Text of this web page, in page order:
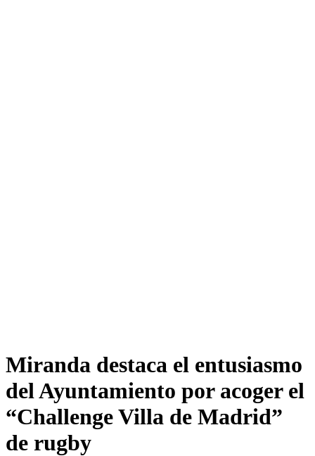
Miranda destaca el entusiasmo
del Ayuntamiento por acoger el
“Challenge Villa de Madrid”
de rugby